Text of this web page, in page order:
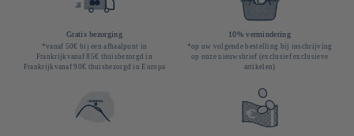
Gratis bezorging
*vanaf 50€ bij een afhaalpunt in
Frankrijkvanaf 85€ thuisbezorgd in
Frankrijkvanaf 90€ thuisbezorgd in Europa
10% vermindering
*op uw volgende bestelling bij inschrijving
op onze nieuwsbrief (exclusief exclusieve
artikelen)